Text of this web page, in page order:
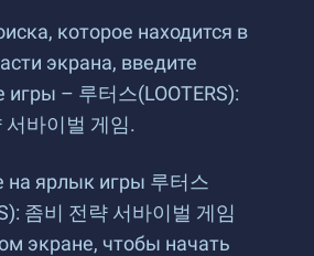
которое находится в
экрана, введите
игры – 루터스(LOOTERS):
서바이벌 게임.
ярлык игры 루터스
좀비 전략 서바이벌 게임
экране, чтобы начать